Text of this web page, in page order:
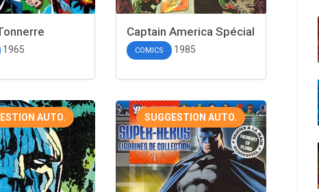
1965
Captain America Spécial
COMICS 1985
AUTO. SUGGESTION AUTO.